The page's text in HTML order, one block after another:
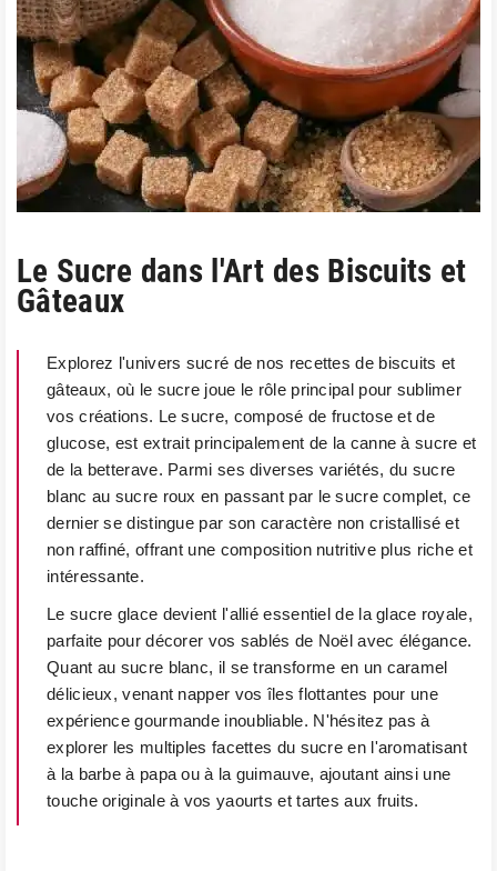
Le Sucre dans l'Art des Biscuits et
Gâteaux
Explorez l'univers sucré de nos recettes de biscuits et
gâteaux, où le sucre joue le rôle principal pour sublimer
vos créations. Le sucre, composé de fructose et de
glucose, est extrait principalement de la canne à sucre et
de la betterave. Parmi ses diverses variétés, du sucre
blanc au sucre roux en passant par le sucre complet, ce
dernier se distingue par son caractère non cristallisé et
non raffiné, offrant une composition nutritive plus riche et
intéressante.
Le sucre glace devient l'allié essentiel de la glace royale,
parfaite pour décorer vos sablés de Noël avec élégance.
Quant au sucre blanc, il se transforme en un caramel
délicieux, venant napper vos îles flottantes pour une
expérience gourmande inoubliable. N'hésitez pas à
explorer les multiples facettes du sucre en l'aromatisant
à la barbe à papa ou à la guimauve, ajoutant ainsi une
touche originale à vos yaourts et tartes aux fruits.